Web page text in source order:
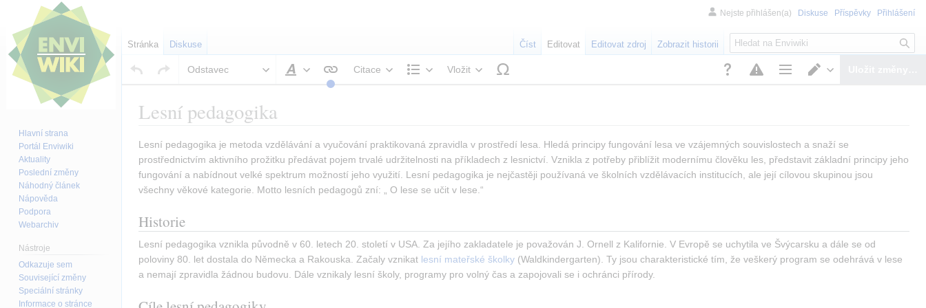
Odstavec
Styl textu
Citace
Vložit
Lesní pedagogika
Skočit
na
navigaci
Skočit
na
vyhledávání
Lesní pedagogika je metoda vzdělávání a vyučování praktikovaná zpravidla v prostředí lesa. Hledá principy fungování lesa ve vzájemných souvislostech a snaží se
prostřednictvím aktivního prožitku předávat pojem trvalé udržitelnosti na příkladech z lesnictví. Vznikla z potřeby přiblížit modernímu člověku les, představit základní principy jeho
fungování a nabídnout velké spektrum možností jeho využití. Lesní pedagogika je nejčastěji používaná ve školních vzdělávacích institucích, ale její cílovou skupinou jsou
všechny věkové kategorie. Motto lesních pedagogů zní: „ O lese se učit v lese.“
Historie
Lesní pedagogika vznikla původně v 60. letech 20. století v USA. Za jejího zakladatele je považován J. Ornell z Kalifornie. V Evropě se uchytila ve Švýcarsku a dále se od
poloviny 80. let dostala do Německa a Rakouska. Začaly vznikat lesní mateřské školky (Waldkindergarten). Ty jsou charakteristické tím, že veškerý program se odehrává v lese
a nemají zpravidla žádnou budovu. Dále vznikaly lesní školy, programy pro volný čas a zapojovali se i ochránci přírody.
Nejste přihlášen(a) Diskuse Příspěvky Přihlášení
Stránka Diskuse Číst Editovat Editovat zdroj Zobrazit historii
H
l
e
Hlavní strana
Portál Enviwiki
Aktuality
Poslední změny
Náhodný článek
Nápověda
Podpora
Webarchiv
Nástroje
Odkazuje sem
Související změny
Speciální stránky
Informace o stránce